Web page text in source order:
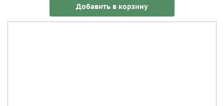
Добавить в корзину